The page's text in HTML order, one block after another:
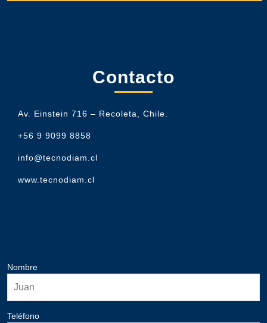
Contacto
Av. Einstein 716 – Recoleta, Chile.
+56 9 9099 8858
info@tecnodiam.cl
www.tecnodiam.cl
Nombre
Teléfono